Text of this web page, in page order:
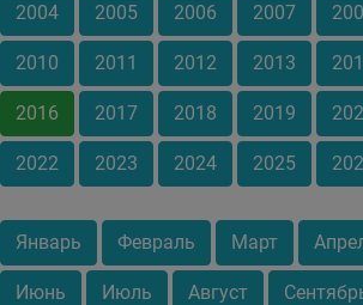
2004 2005 2006 2007
2010 2011 2012 2013
2016 2017 2018 2019
2022 2023 2024 2025
Январь Февраль Март
Июнь Июль Август